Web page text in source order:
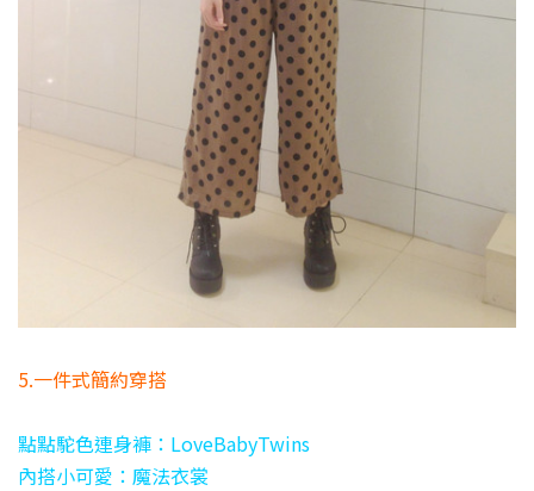
5.一件式簡約穿搭
點點駝色連身褲：LoveBabyTwins
內搭小可愛：魔法衣裳